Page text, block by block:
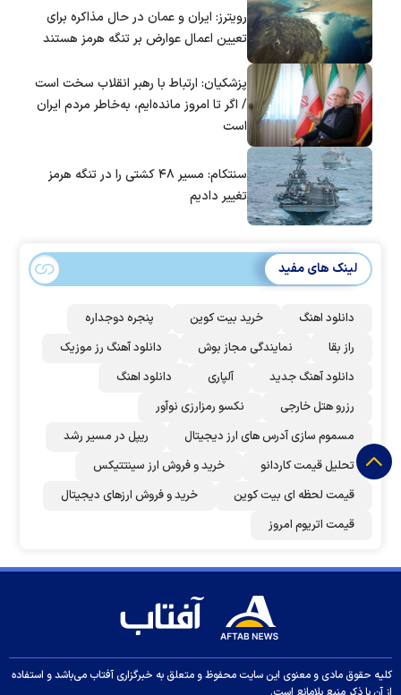
رویترز: ایران و عمان در حال مذاکره برای
تعیین اعمال عوارض بر تنگه هرمز هستند
پزشکیان: ارتباط با رهبر انقلاب سخت است
/ اگر تا امروز مانده‌ایم، به‌خاطر مردم ایران
است
سنتکام: مسیر ۴۸ کشتی را در تنگه هرمز
تغییر دادیم
لینک های مفید
دانلود اهنگ خرید بیت کوین
پنجره دوجداره
راز بقا
نمایندگی مجاز بوش
دانلود آهنگ رز‌ موزیک
دانلود آهنگ جدید
آلپاری
دانلود اهنگ
رزرو هتل خارجی
نکسو رمزارزی نوآور
مسموم سازی آدرس های ارز دیجیتال
ریپل در مسیر رشد
تحلیل قیمت کاردانو
خرید و فروش ارز سینتتیکس
قیمت لحظه ای بیت کوین
خرید و فروش ارزهای دیجیتال
قیمت اتریوم امروز
کلیه حقوق مادی و معنوی این سایت محفوظ و متعلق به خبرگزاری آفتاب می‌باشد و استفاده